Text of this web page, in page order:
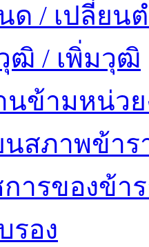
ด / เปลี่ยน
ฒิ / เพิ่มวุฒิ
นข้ามหน่ว
นสภาพข้า
การของข้า
รอง